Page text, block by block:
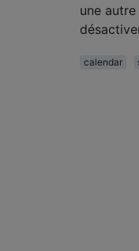
une
calendar